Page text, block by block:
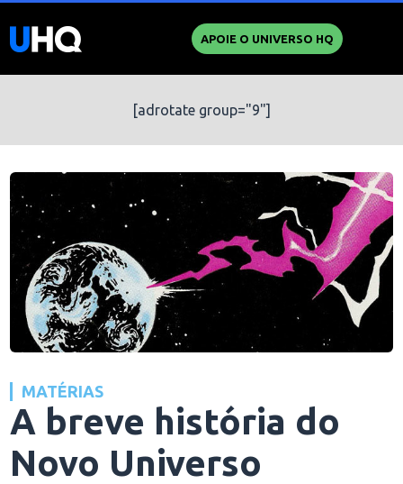
APOIE O UNIVERSO HQ
[adrotate group="9"]
MATÉRIAS
A breve história do
Novo Universo